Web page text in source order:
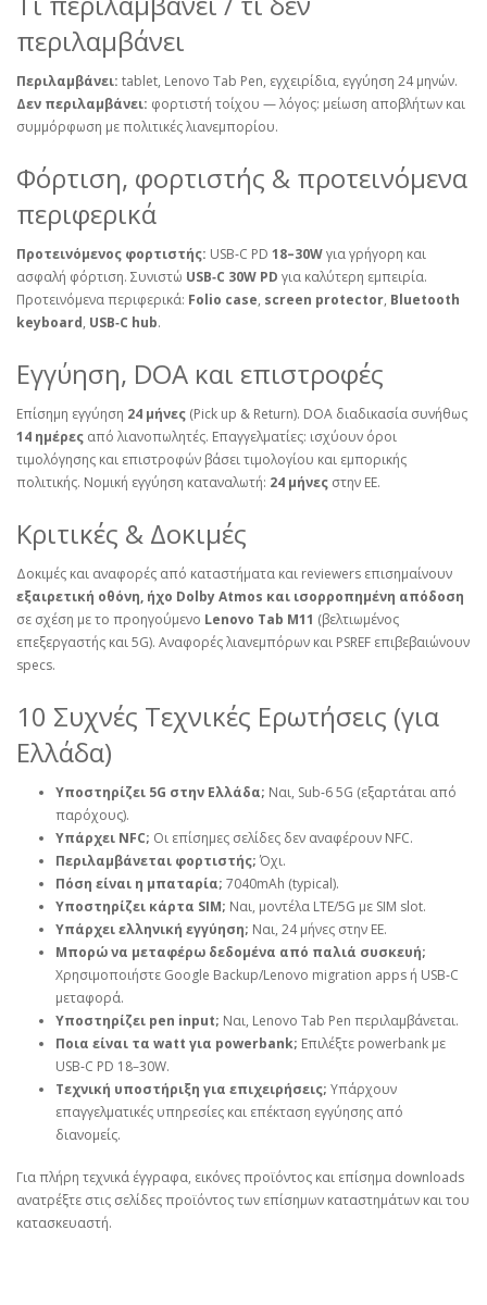
περιλαμβάνει
Περιλαμβάνει: tablet, Lenovo Tab Pen, εγχειρίδια, εγγύηση 24 μηνών.
Δεν περιλαμβάνει: φορτιστή τοίχου — λόγος: μείωση αποβλήτων και
συμμόρφωση με πολιτικές λιανεμπορίου.
Φόρτιση, φορτιστής & προτεινόμενα
περιφερικά
Προτεινόμενος φορτιστής: USB‑C PD 18–30Wγια γρήγορη και
ασφαλή φόρτιση. Συνιστώ USB‑C 30W PD για καλύτερη εμπειρία.
Προτεινόμενα περιφερικά: Folio case, screen protector, Bluetooth
keyboard, USB‑C hub.
Εγγύηση, DOA και επιστροφές
Επίσημη εγγύηση 24 μήνες (Pick up & Return). DOA διαδικασία συνήθως
14 ημέρες από λιανοπωλητές. Επαγγελματίες: ισχύουν όροι
τιμολόγησης και επιστροφών βάσει τιμολογίου και εμπορικής
πολιτικής. Νομική εγγύηση καταναλωτή: 24 μήνες στην ΕΕ.
Κριτικές & Δοκιμές
Δοκιμές και αναφορές από καταστήματα και reviewers επισημαίνουν
εξαιρετική οθόνη, ήχο Dolby Atmos και ισορροπημένη απόδοση
σε σχέση με το προηγούμενο Lenovo Tab M11 (βελτιωμένος
επεξεργαστής και 5G). Αναφορές λιανεμπόρων και PSREF επιβεβαιώνουν
specs.
10 Συχνές Τεχνικές Ερωτήσεις (για
Ελλάδα)
Υποστηρίζει 5G στην Ελλάδα; Ναι, Sub‑6 5G (εξαρτάται από
παρόχους).
Υπάρχει NFC; Οι επίσημες σελίδες δεν αναφέρουν NFC.
Περιλαμβάνεται φορτιστής;Όχι.
Πόση είναι η μπαταρία; 7040mAh (typical).
Υποστηρίζει κάρτα SIM; Ναι, μοντέλα LTE/5G με SIM slot.
Υπάρχει ελληνική εγγύηση; Ναι, 24 μήνες στην ΕΕ.
Μπορώ να μεταφέρω δεδομένα από παλιά συσκευή;
Χρησιμοποιήστε Google Backup/Lenovo migration apps ή USB‑C
μεταφορά.
Υποστηρίζει pen input; Ναι, Lenovo Tab Pen περιλαμβάνεται.
Ποια είναι τα watt για powerbank; Επιλέξτε powerbank με
USB‑C PD 18–30W.
Τεχνική υποστήριξη για επιχειρήσεις; Υπάρχουν
επαγγελματικές υπηρεσίες και επέκταση εγγύησης από
διανομείς.
Για πλήρη τεχνικά έγγραφα, εικόνες προϊόντος και επίσημα downloads
ανατρέξτε στις σελίδες προϊόντος των επίσημων καταστημάτων και του
κατασκευαστή.